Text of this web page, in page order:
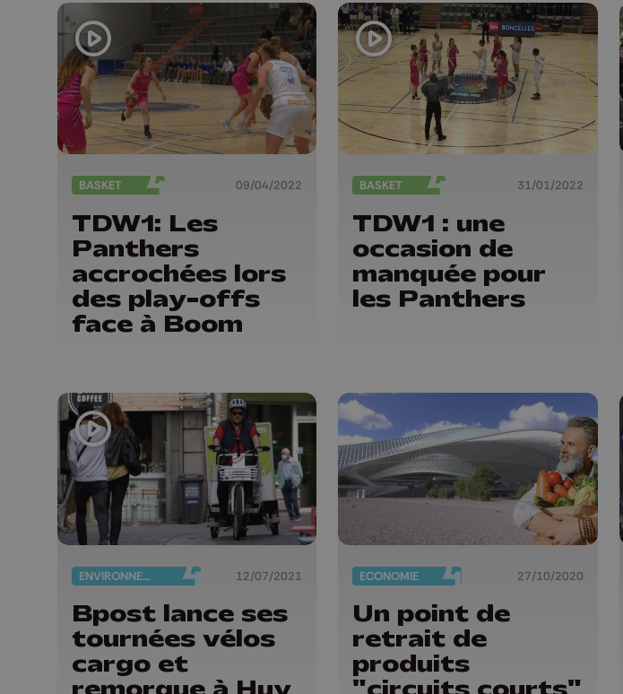
BASKET 09/04/2022
TDW1: Les
Panthers
accrochées lors
des play-offs
face à Boom
BASKET 31/01/2022
TDW1 : une
occasion de
manquée pour
les Panthers
ENVIRONNEMENT 12/07/2021
Bpost lance ses
tournées vélos
cargo et
ECONOMIE 27/10/2020
Un point de
retrait de
produits